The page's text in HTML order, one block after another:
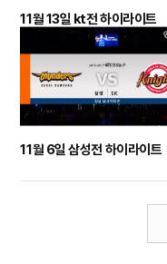
11월 13일 kt전 하이라이트
11월 6일 삼성전 하이라이트